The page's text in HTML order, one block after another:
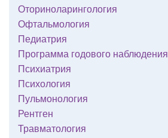
Оториноларингология
Офтальмология
Педиатрия
Программа годового наблюдения
Психиатрия
Психология
Пульмонология
Рентген
Травматология